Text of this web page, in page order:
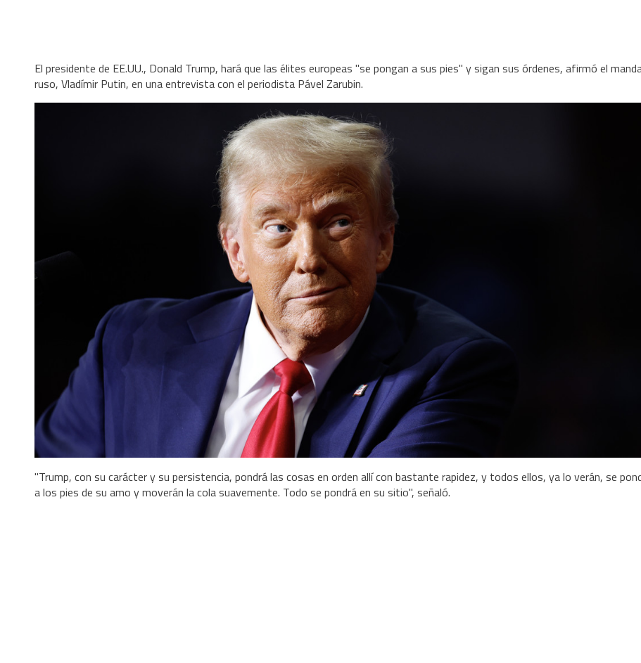
El presidente de EE.UU., Donald Trump, hará que las élites europeas "se pongan a sus pies" y sigan sus órdenes, afirmó el
ruso, Vladímir Putin, en una entrevista con el periodista Pável Zarubin.
"Trump, con su carácter y su persistencia, pondrá las cosas en orden allí con bastante rapidez, y todos ellos, ya lo verán, se
a los pies de su amo y moverán la cola suavemente. Todo se pondrá en su sitio", señaló.